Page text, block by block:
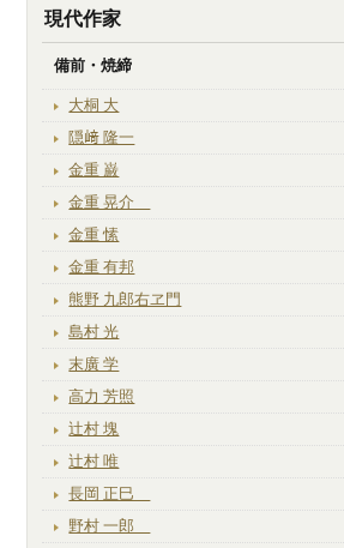
現代作家
備前・焼締
大桐 大
隠﨑 隆一
金重 巌
金重 晃介
金重 愫
金重 有邦
熊野 九郎右ヱ門
島村 光
末廣 学
高力 芳照
辻村 塊
辻村 唯
長岡 正巳
野村 一郎